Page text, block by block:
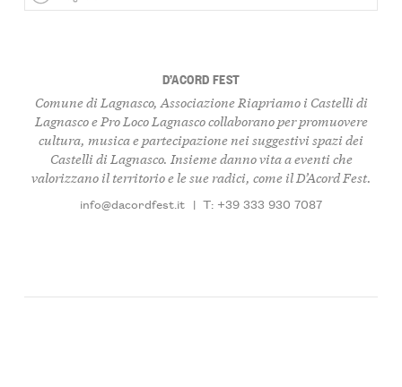
D’ACORD FEST
Comune di Lagnasco, Associazione Riapriamo i Castelli di
Lagnasco e Pro Loco Lagnascocollaborano per promuovere
cultura, musica e partecipazione nei suggestivi spazi dei
Castelli di Lagnasco. Insieme danno vita a eventi che
valorizzano il territorio e le sue radici, come il D’Acord Fest.
info@dacordfest.it | T: +39 333 930 7087